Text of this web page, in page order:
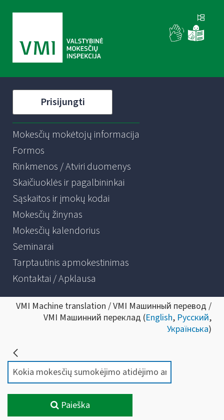
Prisijungti
Mokesčių mokėtojų informacija
Formos
Rinkmenos / Atviri duomenys
Skaičiuoklės ir pagalbininkai
Sąskaitos ir įmokų kodai
Mokesčių žinynas
Mokesčių kalendorius
Seminarai
Tarptautinis apmokestinimas
Kontaktai / Apklausa
VMI Machine translation / VMI Машинный перевод /
VMI Машинний переклад (English, Русский,
Українська)
Paieška